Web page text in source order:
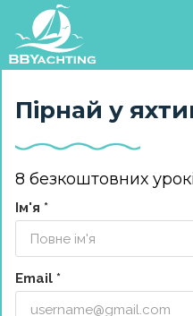
Пірнай у
8 безкоштовних
Ім'я *
Email *